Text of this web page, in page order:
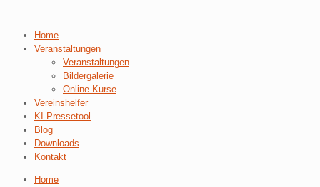
Home
Veranstaltungen
Veranstaltungen
Bildergalerie
Online-Kurse
Vereinshelfer
KI-Pressetool
Blog
Downloads
Kontakt
Home